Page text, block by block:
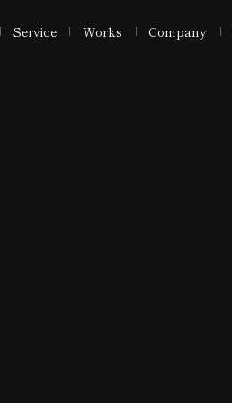
Service Works Company